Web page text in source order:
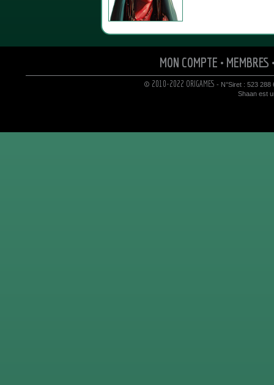
MON COMPTE • MEMBRES
© 2010-2022 ORIGAMES - N°Siret : 523 288
Shaan est